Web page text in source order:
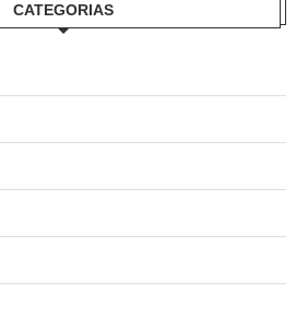
CATEGORIAS